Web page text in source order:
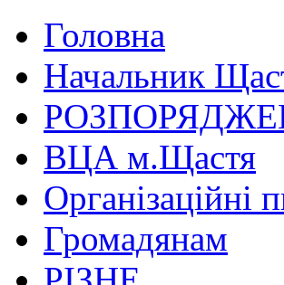
Головна
Начальник
ВЦА м.Щастя
Організаційні
Громадянам